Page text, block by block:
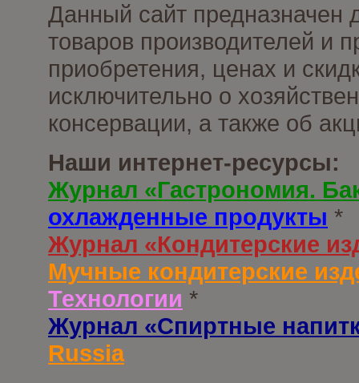
Данный сайт предназначен
товаров производителей и
приобретения, ценах и
исключительно о
консервации, а также об
Наши интернет-ресурсы:
Журнал «Гастрономия.
охлажденные продукты *
Журнал «Кондитерские
Мучные кондитерские
Технологии *
Журнал «Спиртные
Russia